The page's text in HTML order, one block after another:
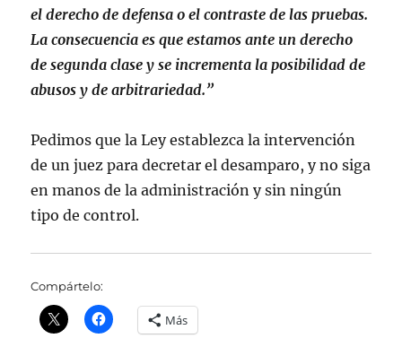
el derecho de defensa o el contraste de las pruebas.
La consecuencia es que estamos ante un derecho
de segunda clase y se incrementa la posibilidad de
abusos y de arbitrariedad.”
Pedimos que la Ley establezca la intervención
de un juez para decretar el desamparo, y no siga
en manos de la administración y sin ningún
tipo de control.
Compártelo:
Más